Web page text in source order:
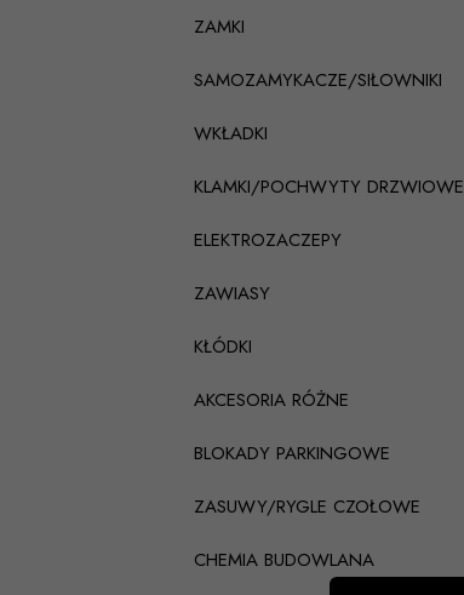
ZAMKI
SAMOZAMYKACZE/SIŁOWNIKI
WKŁADKI
KLAMKI/POCHWYTY DRZWIOWE
ELEKTROZACZEPY
ZAWIASY
KŁÓDKI
AKCESORIA RÓŻNE
BLOKADY PARKINGOWE
ZASUWY/RYGLE CZOŁOWE
CHEMIA BUDOWLANA